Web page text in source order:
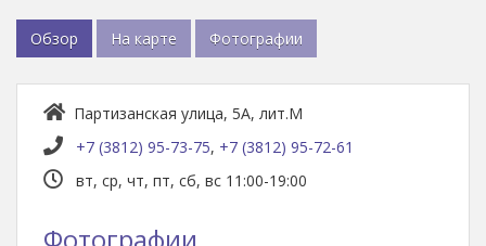
Обзор На карте Фотографии
Партизанская улица, 5А, лит.М
+7 (3812) 95-73-75, +7 (3812) 95-72-61
вт, ср, чт, пт, сб, вс 11:00-19:00